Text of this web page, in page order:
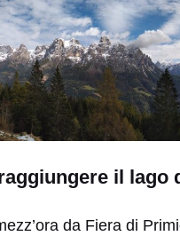
il lago
da Fiera di